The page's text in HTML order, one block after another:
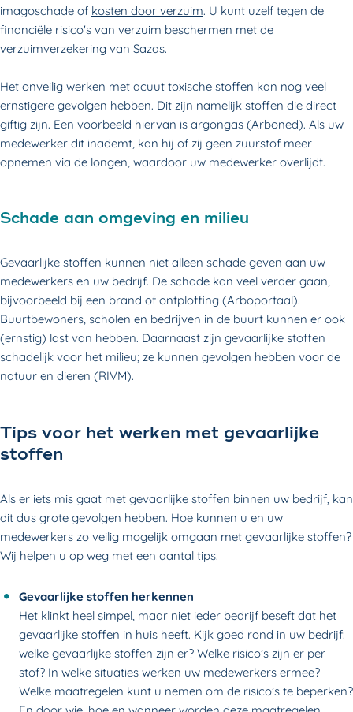
imagoschade of kosten door verzuim. U kunt uzelf tegen de
financiële risico's van verzuim beschermen met de
verzuimverzekering van Sazas.
Het onveilig werken met acuut toxische stoffen kan nog veel
ernstigere gevolgen hebben. Dit zijn namelijk stoffen die direct
giftig zijn. Een voorbeeld hiervan is argongas (Arboned). Als uw
medewerker dit inademt, kan hij of zij geen zuurstof meer
opnemen via de longen, waardoor uw medewerker overlijdt.
Schade aan omgeving en milieu
Gevaarlijke stoffen kunnen niet alleen schade geven aan uw
medewerkers en uw bedrijf. De schade kan veel verder gaan,
bijvoorbeeld bij een brand of ontploffing (Arboportaal).
Buurtbewoners, scholen en bedrijven in de buurt kunnen er ook
(ernstig) last van hebben. Daarnaast zijn gevaarlijke stoffen
schadelijk voor het milieu; ze kunnen gevolgen hebben voor de
natuur en dieren (RIVM).
Tips voor het werken met gevaarlijke
stoffen
Als er iets mis gaat met gevaarlijke stoffen binnen uw bedrijf, kan
dit dus grote gevolgen hebben. Hoe kunnen u en uw
medewerkers zo veilig mogelijk omgaan met gevaarlijke stoffen?
Wij helpen u op weg met een aantal tips.
Gevaarlijke stoffen herkennen
Het klinkt heel simpel, maar niet ieder bedrijf beseft dat het
gevaarlijke stoffen in huis heeft. Kijk goed rond in uw bedrijf:
welke gevaarlijke stoffen zijn er? Welke risico’s zijn er per
stof? In welke situaties werken uw medewerkers ermee?
Welke maatregelen kunt u nemen om de risico’s te beperken?